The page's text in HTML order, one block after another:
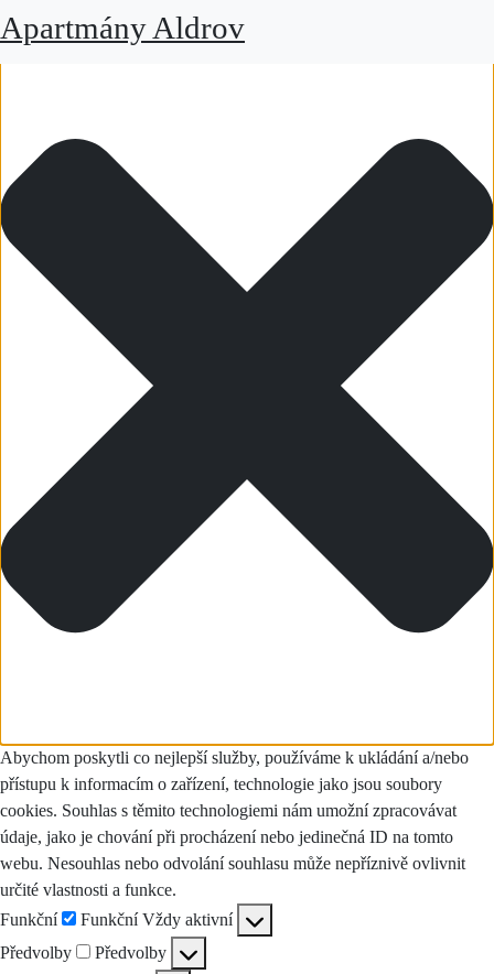
Spravovat Souhlas
Abychom poskytli co nejlepší služby, používáme k ukládání a/nebo
přístupu k informacím o zařízení, technologie jako jsou soubory
cookies. Souhlas s těmito technologiemi nám umožní zpracovávat
údaje, jako je chování při procházení nebo jedinečná ID na tomto
webu. Nesouhlas nebo odvolání souhlasu může nepříznivě ovlivnit
určité vlastnosti a funkce.
Funkční
Funkční Vždy aktivní
Předvolby
Předvolby
Apartmány Aldrov